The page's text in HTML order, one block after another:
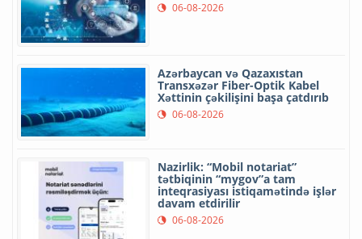
06-08-2026
Azərbaycan və Qazaxıstan
Transxəzər Fiber-Optik Kabel
Xəttinin çəkilişini başa çatdırıb
06-08-2026
Nazirlik: “Mobil notariat”
tətbiqinin “mygov”a tam
inteqrasiyası istiqamətində işlər
davam etdirilir
06-08-2026